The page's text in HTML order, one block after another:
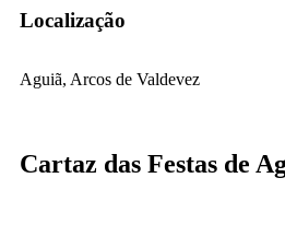
Localização
Aguiã, Arcos de Valdevez
Cartaz das Festas de